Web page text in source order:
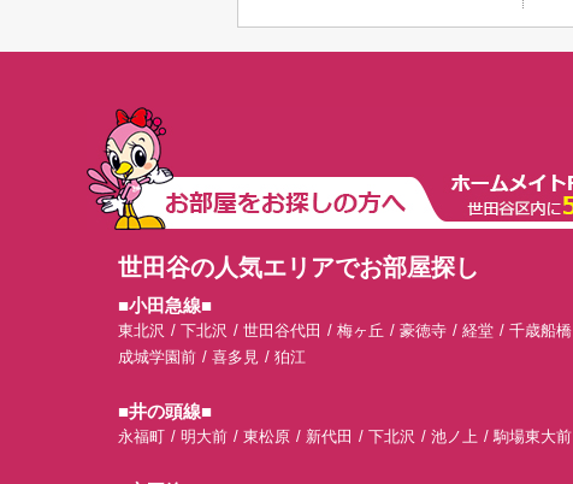
世田谷の人気エリアでお部屋探し
■小田急線■
東北沢 下北沢 世田谷代田 梅ヶ丘 豪徳寺 経堂 千歳船橋
成城学園前
喜多見 狛江
■井の頭線■
永福町 明大前 東松原 新代田 下北沢 池ノ上 駒場東大前